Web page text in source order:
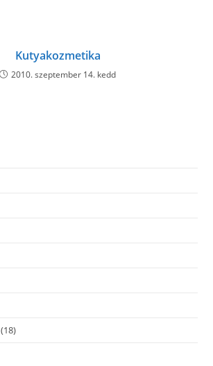
Kutyakozmetika
2010. szeptember 14. kedd
(18)